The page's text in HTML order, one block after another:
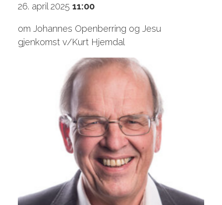
26. april 2025 11:00
om Johannes Openberring og Jesu
gjenkomst v/Kurt Hjemdal